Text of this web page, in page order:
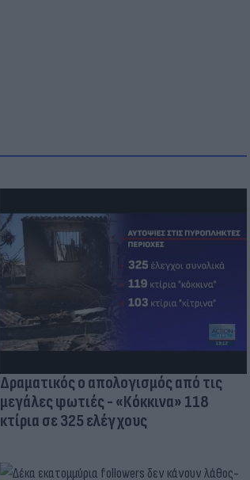
Δραματικός ο απολογισμός από τις
μεγάλες φωτιές - «Κόκκινα» 118
κτίρια σε 325 ελέγχους